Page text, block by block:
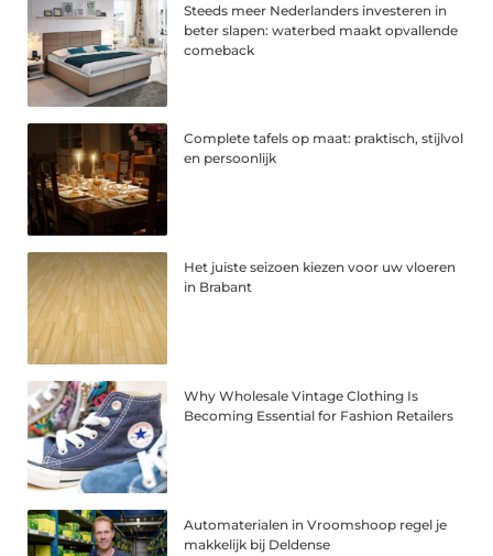
Steeds meer Nederlanders investeren in
beter slapen: waterbed maakt opvallende
comeback
Complete tafels op maat: praktisch, stijlvol
en persoonlijk
Het juiste seizoen kiezen voor uw vloeren
in Brabant
Why Wholesale Vintage Clothing Is
Becoming Essential for Fashion Retailers
Automaterialen in Vroomshoop regel je
makkelijk bij Deldense